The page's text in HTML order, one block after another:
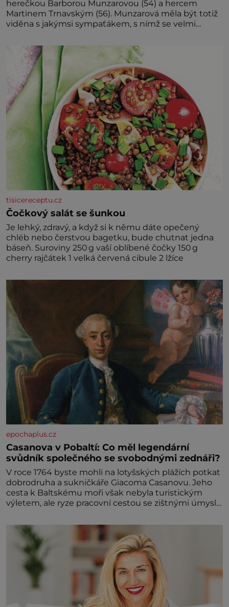
herečkou Barborou Munzarovou (54) a hercem
Martinem Trnavským (56). Munzarová měla být totiž
viděna s jakýmsi sympaťákem, s nímž se velmi
tisicereceptu.cz
Čočkový salát se šunkou
Je lehký, zdravý, a když si k němu dáte opečený
chléb nebo čerstvou bagetku, bude chutnat jedna
báseň. Suroviny 250 g vaší oblíbené čočky 150 g
cherry rajčátek 1 velká červená cibule 2 lžíce
epochaplus.cz
Casanova v Pobaltí: Co měl legendární
svůdník společného se svobodnými zednáři?
V roce 1764 byste mohli na lotyšských plážích potkat
dobrodruha a sukničkáře Giacoma Casanovu. Jeho
cesta k Baltskému moři však nebyla turistickým
výletem, ale ryze pracovní cestou se zištnými úmysly.
procházel uličkami lotyšské Rigy? Casanova v Pobaltí
kontaktoval tamní zednářské lóže. Nebyl v této
oblasti žádným nováčkem, protože do zednářské